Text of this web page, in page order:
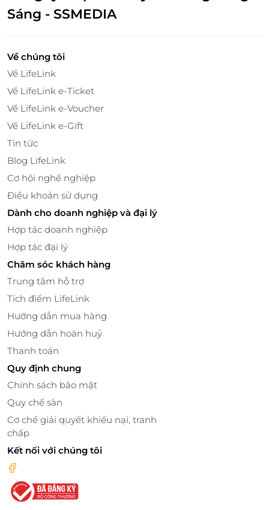
cơ thể bạn giải phóng hoàn toàn độc tố, tái tạo
năng lượng và làm sạch da sâu – một chu trình
miếng trái cây tươi mát sẽ được phục vụ ngay
sau gói liệu trình – nhẹ nhàng phục hồi năng
lượng sau những trải nghiệm đầy cảm xúc tại
spa.
Không gian tuyệt vời – Nghỉ ngơi & ngắm
hoàng hôn
Sau khi hoàn tất chuỗi liệu pháp, bạn có thể tự do
thư giãn trên ghế dài giữa khu vườn xanh mát, tận
hưởng tiếng sóng vỗ và hương biển. Nếu lựa chọn ở
lại Beach Club, hoàng hôn trên Bãi Trường sẽ là
Sáng - SSMEDIA
Về chúng tôi
Về LifeLink
Về LifeLink e-Ticket
Về LifeLink e-Voucher
Về LifeLink e-Gift
Tin tức
Blog LifeLink
Cơ hội nghề nghiệp
Điều khoản sử dụng
Dành cho doanh nghiệp và đại lý
Hợp tác doanh nghiệp
Hợp tác đại lý
Chăm sóc khách hàng
Trung tâm hỗ trợ
Tích điểm LifeLink
Hướng dẫn mua hàng
Hướng dẫn hoàn huỷ
Thanh toán
Quy định chung
Chính sách bảo mật
Quy chế sàn
Cơ chế giải quyết khiếu nại, tranh
chấp
Kết nối với chúng tôi